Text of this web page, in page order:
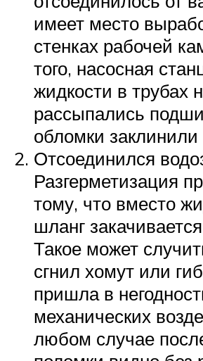
имеет место
стенках рабочей
того, насосная
жидкости в трубах
рассыпались
обломки заклинили
Отсоединился
Разгерметизация
тому, что вместо
шланг
Такое может
сгнил хомут или
пришла в
механических
любом случае